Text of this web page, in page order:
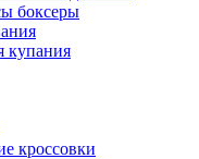
боксеры
купания
кроссовки